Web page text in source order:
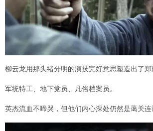
柳云龙用那头绪分明的演技完好意思塑造出了郑
军统特工、地下党员、凡俗档案员。
英杰流血不啼哭，但他们内心深处仍然是蔼关连